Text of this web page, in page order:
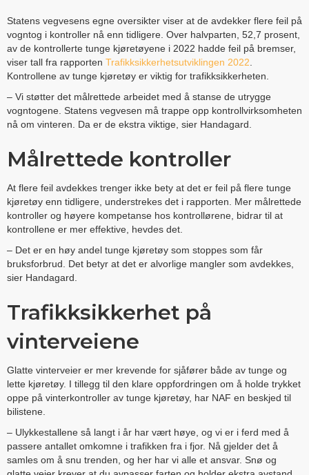
Statens vegvesens egne oversikter viser at de avdekker flere feil på
vogntog i kontroller nå enn tidligere. Over halvparten, 52,7 prosent,
av de kontrollerte tunge kjøretøyene i 2022 hadde feil på bremser,
viser tall fra rapporten Trafikksikkerhetsutviklingen 2022
Kontrollene av tunge kjøretøy er viktig for trafikksikkerheten.
– Vi støtter det målrettede arbeidet med å stanse de utrygge
vogntogene. Statens vegvesen må trappe opp kontrollvirksomheten
nå om vinteren. Da er de ekstra viktige, sier Handagard.
Målrettede kontroller
At flere feil avdekkes trenger ikke bety at det er feil på flere tunge
kjøretøy enn tidligere, understrekes det i rapporten. Mer målrettede
kontroller og høyere kompetanse hos kontrollørene, bidrar til at
kontrollene er mer effektive, hevdes det.
– Det er en høy andel tunge kjøretøy som stoppes som får
bruksforbrud. Det betyr at det er alvorlige mangler som avdekkes,
sier Handagard.
Trafikksikkerhet på
vinterveiene
Glatte vinterveier er mer krevende for sjåfører både av tunge og
lette kjøretøy. I tillegg til den klare oppfordringen om å holde trykket
oppe på vinterkontroller av tunge kjøretøy, har NAF en beskjed til
bilistene.
– Ulykkestallene så langt i år har vært høye, og vi er i ferd med å
passere antallet omkomne i trafikken fra i fjor. Nå gjelder det å
samles om å snu trenden, og her har vi alle et ansvar. Snø og